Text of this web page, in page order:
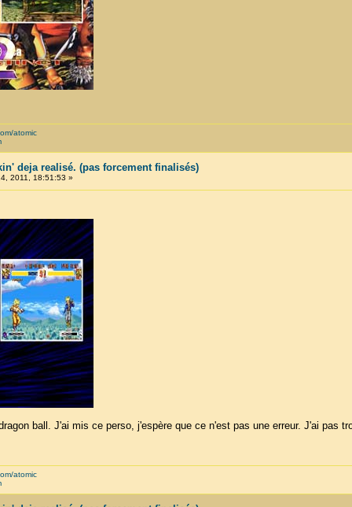
atomic
deja realisé. (pas forcement finalisés)
2011, 18:51:53 »
ball. J'ai mis ce perso, j'espère que ce n'est pas une erreur. J'ai pas
atomic